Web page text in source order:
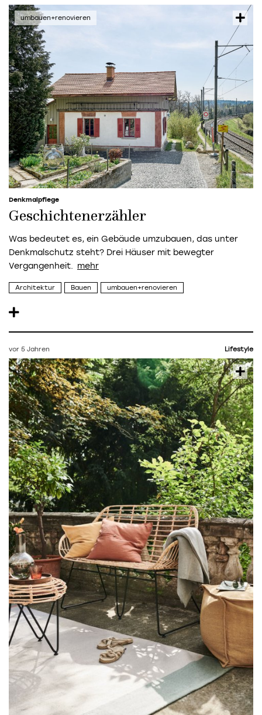
Denkmalpflege
Geschichtenerzähler
Was bedeutet es, ein Gebäude umzubauen, das unter
Denkmalschutz steht? Drei Häuser mit bewegter
Vergangenheit.
Architektur Bauen umbauen+renovieren
vor 5 Jahren Lifestyle